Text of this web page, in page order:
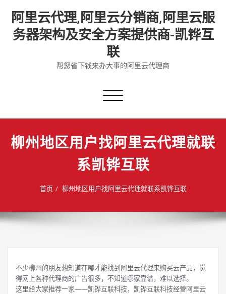
content
阿里云代理,阿里云分销商,阿里云服
务器架构及安全方案提供商-凯铧互
联
帮您省下钱来办大事的阿里云代理商
切
导
柳州地区用户找阿里云代理就联
系凯铧互联
首页 柳州地区用户找阿里云代理就联系凯铧互联
不少柳州的朋友想知道在哪才能找到阿里云代理来购买云产品，觉
得网上各种代理商的广告很多，不知道哪家靠谱，难以选择。
这里给大家推荐一家——凯铧互联科技，凯铧互联科技经营阿里云